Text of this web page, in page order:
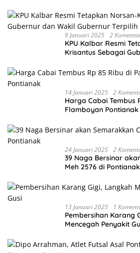
9 Januari 2025 2
KPU Kalbar Resmi
Krisantus Sebagai
14 Januari 2025 2
Harga Cabai Tembus
Flamboyan Pontianak
24 Januari 2025 2
39 Naga Bersinar
Meh 2576 di Pontianak
13 Januari 2025 1
Pembersihan Karang
Mencegah Penyakit